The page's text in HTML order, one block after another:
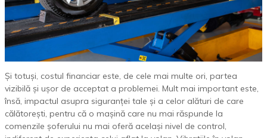
Și totuși, costul financiar este, de cele mai multe ori, partea
vizibilă și ușor de acceptat a problemei. Mult mai important este,
însă, impactul asupra siguranței tale și a celor alături de care
călătorești, pentru că o mașină care nu mai răspunde la
comenzile șoferului nu mai oferă același nivel de control,